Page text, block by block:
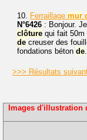
10. Ferraillage mur
N°6426 : Bonjour.
clôture qui fait 50m
de creuser des
fondations béton de
>>> Résultats
Images d'illustration